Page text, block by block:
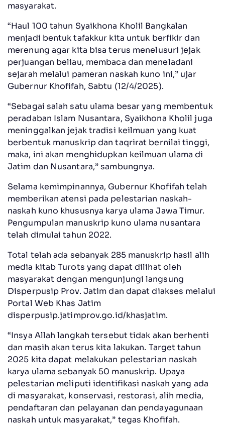
masyarakat.
“Haul 100 tahun Syaikhona Kholil Bangkalan
menjadi bentuk tafakkur kita untuk berfikir dan
merenung agar kita bisa terus menelusuri jejak
perjuangan beliau, membaca dan meneladani
sejarah melalui pameran naskah kuno ini,” ujar
Gubernur Khofifah, Sabtu (12/4/2025).
“Sebagai salah satu ulama besar yang membentuk
peradaban Islam Nusantara, Syaikhona Kholil juga
meninggalkan jejak tradisi keilmuan yang kuat
berbentuk manuskrip dan taqrirat bernilai tinggi,
maka, ini akan menghidupkan keilmuan ulama di
Jatim dan Nusantara,” sambungnya.
Selama kemimpinannya, Gubernur Khofifah telah
memberikan atensi pada pelestarian naskah-
naskah kuno khususnya karya ulama Jawa Timur.
Pengumpulan manuskrip kuno ulama nusantara
telah dimulai tahun 2022.
Total telah ada sebanyak 285 manuskrip hasil alih
media kitab Turots yang dapat dilihat oleh
masyarakat dengan mengunjungi langsung
Disperpusip Prov. Jatim dan dapat diakses melalui
Portal Web Khas Jatim
disperpusip.jatimprov.go.id/khasjatim.
“Insya Allah langkah tersebut tidak akan berhenti
dan masih akan terus kita lakukan. Target tahun
2025 kita dapat melakukan pelestarian naskah
karya ulama sebanyak 50 manuskrip. Upaya
pelestarian meliputi identifikasi naskah yang ada
di masyarakat, konservasi, restorasi, alih media,
pendaftaran dan pelayanan dan pendayagunaan
naskah untuk masyarakat,” tegas Khofifah.